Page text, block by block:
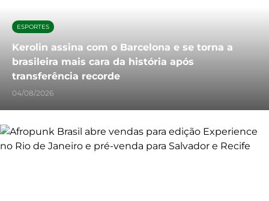
ESPORTES
Kerolin assina com o Barcelona e se torna a
brasileira mais cara da história após
transferência recorde
04/08/2026